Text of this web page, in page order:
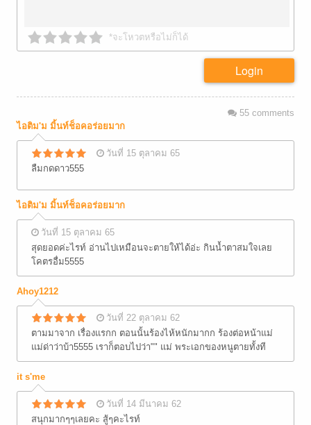
*จะโหวตหรือไม่ก็ได้
Login
55comments
ไอติม'ม มิ้นท์ช็อคอร่อยมาก
วันที่ 15 ตุลาคม 65
ลืมกดดาว555
ไอติม'ม มิ้นท์ช็อคอร่อยมาก
วันที่ 15 ตุลาคม 65
สุดยอดค่ะไรท์ อ่านไปเหมือนจะตายให้ได้อ่ะ กินน้ำตาสมใจเลย
โคตรอื่ม5555
Ahoy1212
วันที่ 22 ตุลาคม 62
ตามมาจาก เรื่องแรกก ตอนนั้นร้องไห้หนักมากก ร้องต่อหน้าแม่
แม่ด่าว่าบ้า5555 เราก็ตอบไปว่า"" แม่ พระเอกของหนูตายทั้งที
it s'me
วันที่ 14 มีนาคม 62
สนุกมากๆๆเลยคะ สู้ๆคะไรท์